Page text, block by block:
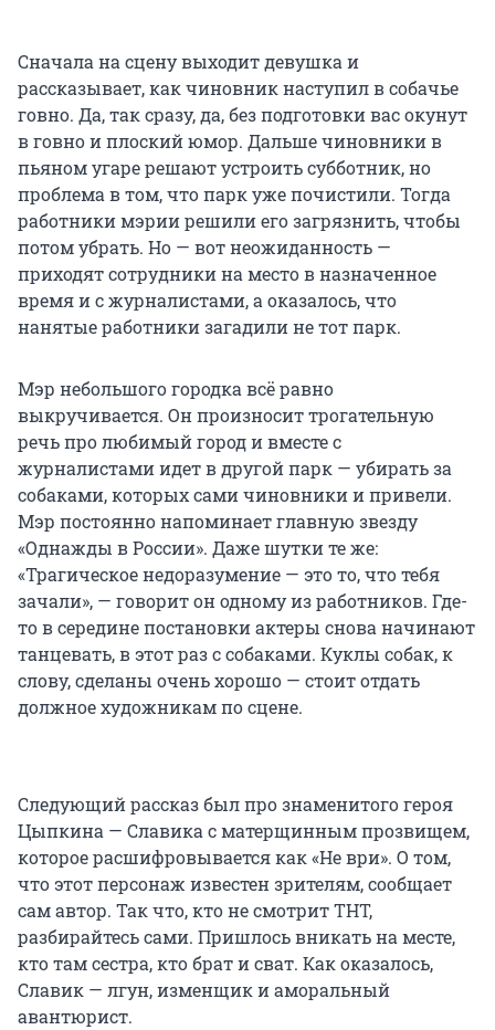
Сначала на сцену выходит девушка и
рассказывает, как чиновник наступил в собачье
говно. Да, так сразу, да, без подготовки вас окунут
в говно и плоский юмор. Дальше чиновники в
пьяном угаре решают устроить субботник, но
проблема в том, что парк уже почистили. Тогда
работники мэрии решили его загрязнить, чтобы
потом убрать. Но — вот неожиданность —
приходят сотрудники на место в назначенное
время и с журналистами, а оказалось, что
нанятые работники загадили не тот парк.
Мэр небольшого городка всё равно
выкручивается. Он произносит трогательную
речь про любимый город и вместе с
журналистами идет в другой парк — убирать за
собаками, которых сами чиновники и привели.
Мэр постоянно напоминает главную звезду
«Однажды в России». Даже шутки те же:
«Трагическое недоразумение — это то, что тебя
зачали», — говорит он одному из работников. Где-
то в середине постановки актеры снова начинают
танцевать, в этот раз с собаками. Куклы собак, к
слову, сделаны очень хорошо — стоит отдать
должное художникам по сцене.
Следующий рассказ был про знаменитого героя
Цыпкина — Славика с матерщинным прозвищем,
которое расшифровывается как «Не ври». О том,
что этот персонаж известен зрителям, сообщает
сам автор. Так что, кто не смотрит ТНТ,
разбирайтесь сами. Пришлось вникать на месте,
кто там сестра, кто брат и сват. Как оказалось,
Славик — лгун, изменщик и аморальный
авантюрист.